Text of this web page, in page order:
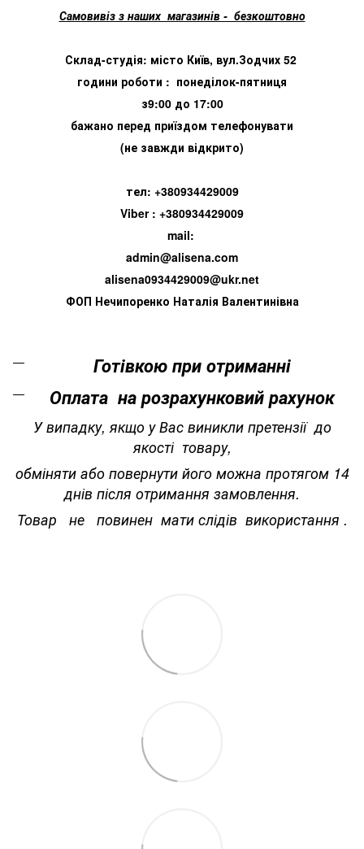
Самовивіз з наших магазинів - безкоштовно
Склад-студія: місто Київ, вул.Зодчих 52
години роботи : понеділок-пятниця
з9:00 до 17:00
бажано перед приїздом телефонувати
(не завжди відкрито)
тел: +380934429009
Viber : +380934429009
mail:
admin@alisena.com
alisena0934429009@ukr.net
ФОП Нечипоренко Наталія Валентинівна
Готівкою при отриманні
Оплата на розрахунковий рахунок
У випадку, якщо у Вас виникли претензії до
якості товару,
обміняти або повернути його можна протягом 14
днів після отримання замовлення.
Товар не повинен мати слідів використання .